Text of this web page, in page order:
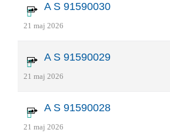
A S 91590030
21 maj 2026
A S 91590029
21 maj 2026
A S 91590028
21 maj 2026